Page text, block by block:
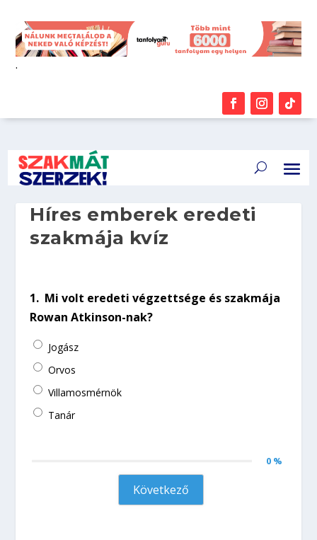
.
Híres emberek eredeti
szakmája kvíz
1. Mi volt eredeti végzettsége és szakmája
Rowan Atkinson-nak?
Jogász
Orvos
Villamosmérnök
Tanár
0 %
Következő